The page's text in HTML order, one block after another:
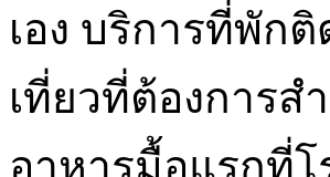
เอง บริการที่พัก
เที่ยวที่ต้องการส
อาหารมื้อแรกที่